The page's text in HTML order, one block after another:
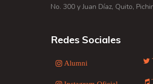
No. 300 y Juan Díaz, Quito,
Redes Sociales
Alumni